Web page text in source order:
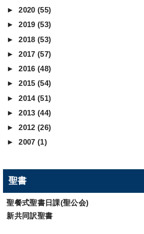
►2020(55)
►2019(53)
►2018(53)
►2017(57)
►2016(48)
►2015(54)
►2014(51)
►2013(44)
►2012(26)
►2007(1)
聖書
聖餐式聖書日課(聖公会)
新共同訳聖書